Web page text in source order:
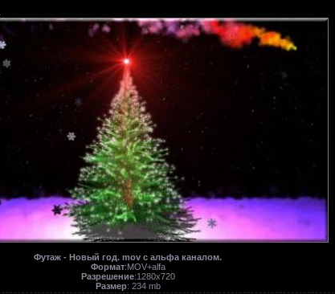
Футаж - Новый год. mov с альфа каналом.
Формат:MOV+alfa
Разрешение:1280х720
Размер: 234 mb